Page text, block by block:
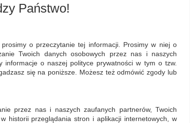
zaznaczając inne filtry i wyszukaj ponownie
zostały poprawnie napisane.
Państwo!
, prosimy o przeczytanie tej informacji. Prosimy w niej o
Twoich danych osobowych przez nas i naszych
informacje o naszej polityce prywatności w tym o tzw.
się na poniższe. Możesz też odmówić zgody lub
przez nas i naszych zaufanych partnerów, Twoich
historii przeglądania stron i aplikacji internetowych, w